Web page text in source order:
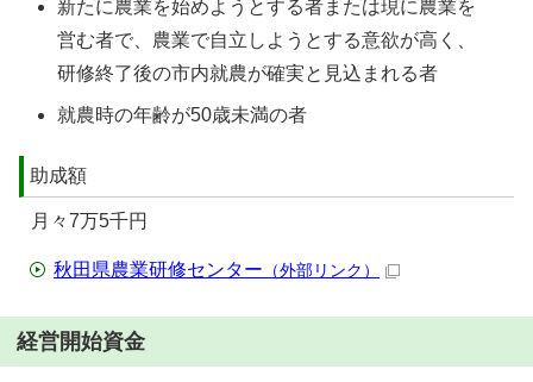
新たに農業を始めようとする者または現に農業を
営む者で、農業で自立しようとする意欲が高く、
研修終了後の市内就農が確実と見込まれる者
就農時の年齢が50歳未満の者
助成額
月々7万5千円
秋田県農業研修センター （外部リンク）
経営開始資金